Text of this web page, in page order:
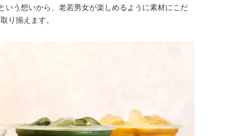
いう想いから、老若男女が楽しめるように素材にこだ
り揃えます。